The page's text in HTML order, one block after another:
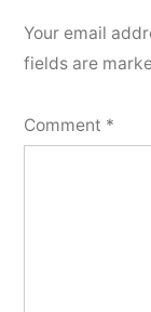
Your email
fields are
Comment *